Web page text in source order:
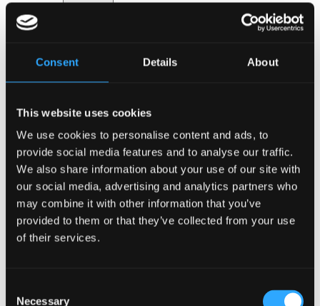
Consent Details About
This website uses cookies
We use cookies to personalise content and ads, to
provide social media features and to analyse our traffic.
We also share information about your use of our site with
our social media, advertising and analytics partners who
may combine it with other information that you’ve
provided to them or that they’ve collected from your use
of their services.
Necessary
Tilbage
Digitale løsninger
Event design
Hoteller & overnatning
Transport & parkering
Gå til Services
Om Bella Center Copenhagen
Bæredygtighed
Adresser og indgange
Virtuel Rundvisning
Kontakt